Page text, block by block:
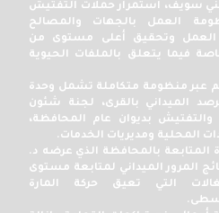
سويف، استمرار حملات التفتيش
العمل بالجهات والمصالح
العمل وتحقيق أعلى مستوى من
فيما يتعلق بالملفات الحيوية
عبر منظومة متكاملة تشمل وحدة
الميداني بالقرى، لجنة شئون
والتفتيش بديوان عام المحافظة،
المحلية ومديريات الخدمات.
المتابعة بالمحافظة الذي عرضه د.
المرور الميداني لمتابعة مستوى
التي تعيق حركة المارة